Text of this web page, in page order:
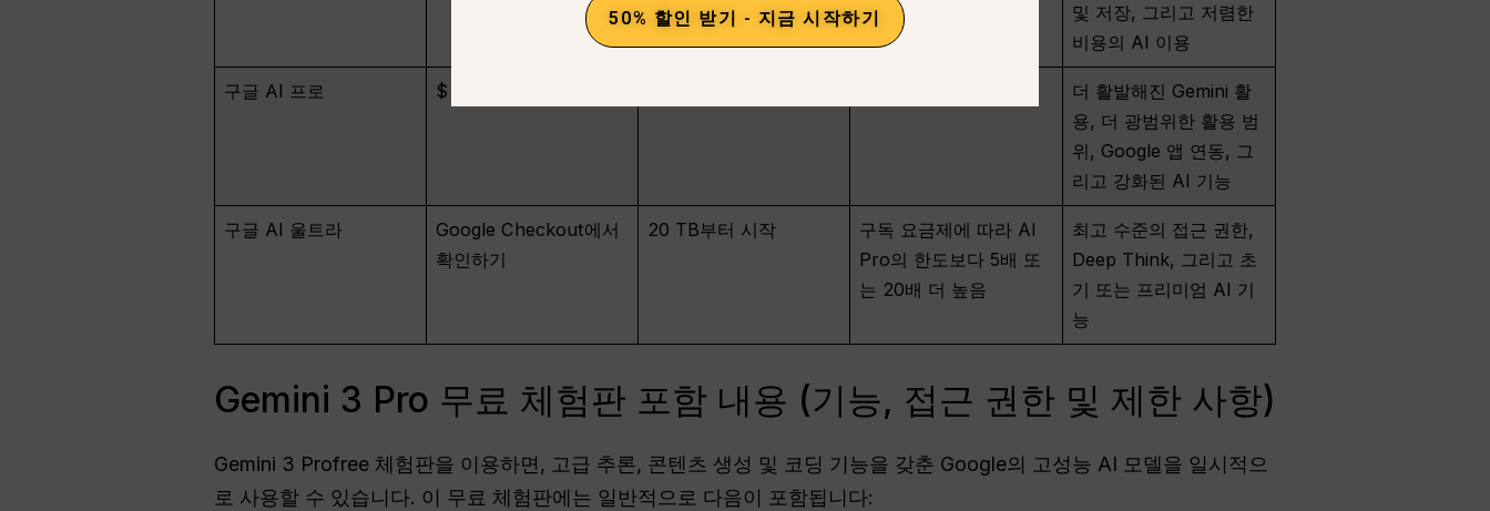
및 저장, 그리고 저렴한
비용의 AI 이용
구글 AI 프로 $ 월 19.99달러
더 활발해진 Gemini 활
용, 더 광범위한 활용 범
위, Google 앱 연동, 그
리고 강화된 AI 기능
구글 AI 울트라
Google Checkout에서
확인하기
20 TB부터 시작
구독 요금제에 따라 AI
Pro의 한도보다 5배 또
는 20배 더 높음
최고 수준의 접근 권한,
Deep Think, 그리고 초
기 또는 프리미엄 AI 기
능
Gemini 3 Pro 무료 체험판 포함 내용 (기능, 접근 권한 및 제한 사항)
Gemini 3 Profree 체험판을 이용하면, 고급 추론, 콘텐츠 생성 및 코딩 기능을 갖춘 Google의 고성능 AI 모델을 일시적으
로 사용할 수 있습니다. 이 무료 체험판에는 일반적으로 다음이 포함됩니다:
50% 할인 받기 - 지금 시작하기